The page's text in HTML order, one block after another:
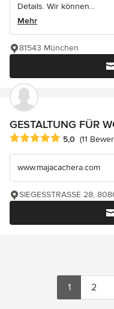
Details. Wir können...
Mehr
81543 München
GESTALTUNG FÜR
Durchschnittliche
5,0 (11
www.majacachera.com
SIEGESSTRASSE 28,
1 2